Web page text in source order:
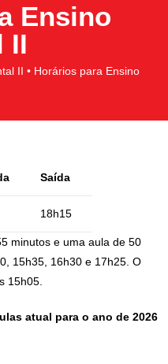
Ensino
I​I​
I​I​ • Horários para Ensino
Saída
18h15
minutos e uma aula de 50
15h35, 16h30 e 17h25. O
15h05.
atual para o ano de 2026